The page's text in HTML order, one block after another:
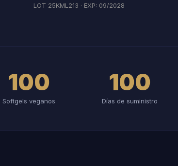
LOT 25KML213 · EXP: 09/2028
100
Softgels veganos
100
Días de suministro